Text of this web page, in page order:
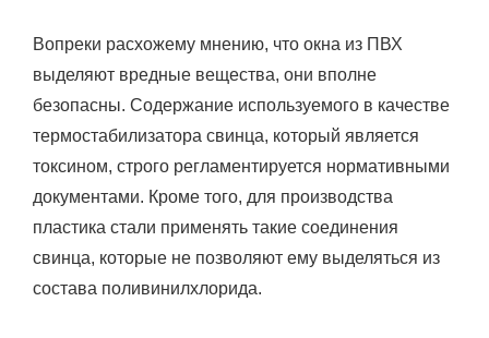
Вопреки расхожему мнению, что окна из ПВХ
выделяют вредные вещества, они вполне
безопасны. Содержание используемого в качестве
термостабилизатора свинца, который является
токсином, строго регламентируется нормативными
документами. Кроме того, для производства
пластика стали применять такие соединения
свинца, которые не позволяют ему выделяться из
состава поливинилхлорида.